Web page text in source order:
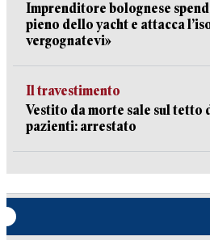
Imprenditore bolognese
pieno dello yacht e attacca
vergognatevi»
Il travestimento
Vestito da morte sale sul tetto
pazienti: arrestato